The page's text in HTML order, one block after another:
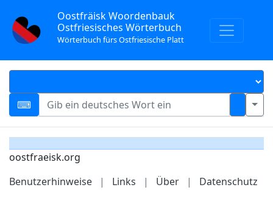
Oostfräisk Woordenbauk
Ostfriesisches Wörterbuch
Wörterbuch fürs Ostfriesische Platt
oostfraeisk.org
Benutzerhinweise
| Links | Über | Datenschutz